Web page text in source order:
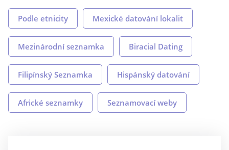
Podle etnicity Mexické datování lokalit
Mezinárodní seznamka Biracial Dating
Filipínský Seznamka Hispánský datování
Africké seznamky Seznamovací weby